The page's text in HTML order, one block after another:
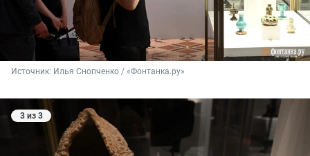
Источник: Илья Снопченко / «Фонтанка.ру»
3 из 3